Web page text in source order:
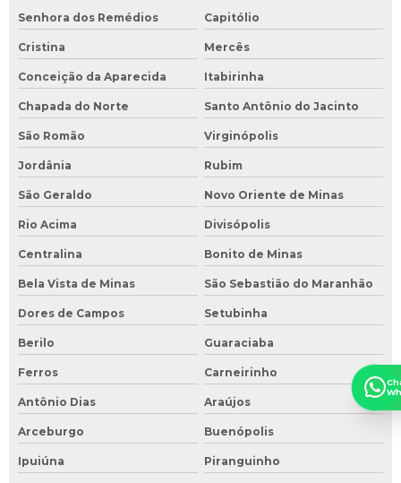
Senhora dos Remédios Capitólio
Cristina Mercês
Conceição da Aparecida Itabirinha
Chapada do Norte Santo Antônio do Jacinto
São Romão Virginópolis
Jordânia Rubim
São Geraldo Novo Oriente de Minas
Rio Acima Divisópolis
Centralina Bonito de Minas
Bela Vista de Minas São Sebastião do Maranhão
Dores de Campos Setubinha
Berilo Guaraciaba
Ferros Carneirinho
Antônio Dias Araújos
Arceburgo Buenópolis
Ipuiúna Piranguinho